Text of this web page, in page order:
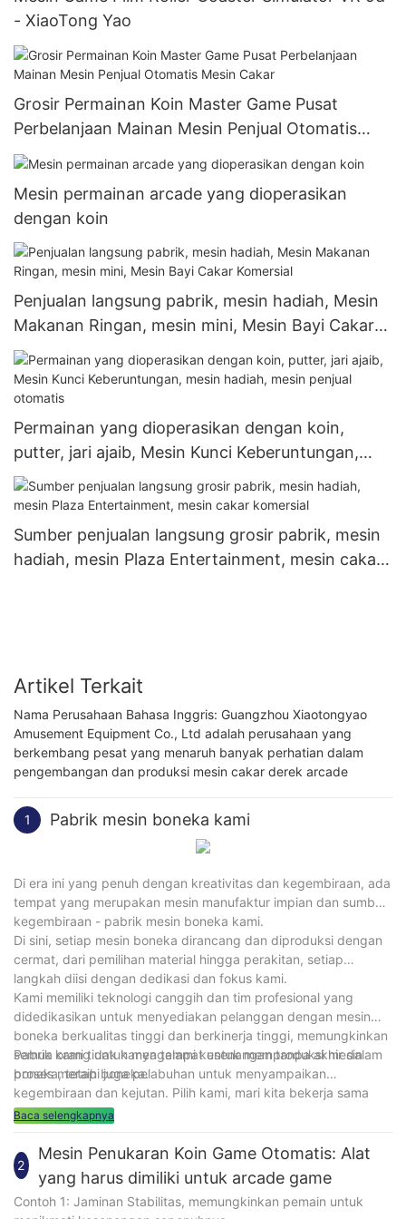
- XiaoTong Yao
Grosir Permainan Koin Master Game Pusat
Perbelanjaan Mainan Mesin Penjual Otomatis
Mesin Cakar
Mesin permainan arcade yang dioperasikan
dengan koin
Penjualan langsung pabrik, mesin hadiah, Mesin
Makanan Ringan, mesin mini, Mesin Bayi Cakar
Komersial
Permainan yang dioperasikan dengan koin,
putter, jari ajaib, Mesin Kunci Keberuntungan,
mesin hadiah, mesin penjual otomatis
Sumber penjualan langsung grosir pabrik, mesin
hadiah, mesin Plaza Entertainment, mesin cakar
Artikel Terkait
Nama Perusahaan Bahasa Inggris: Guangzhou Xiaotongyao
Amusement Equipment Co., Ltd adalah perusahaan yang
berkembang pesat yang menaruh banyak perhatian dalam
pengembangan dan produksi mesin cakar derek arcade
1 Pabrik mesin boneka kami
Di era ini yang penuh dengan kreativitas dan kegembiraan, ada
tempat yang merupakan mesin manufaktur impian dan sumber
kegembiraan - pabrik mesin boneka kami.
Di sini, setiap mesin boneka dirancang dan diproduksi dengan
cermat, dari pemilihan material hingga perakitan, setiap
langkah diisi dengan dedikasi dan fokus kami.
Kami memiliki teknologi canggih dan tim profesional yang
didedikasikan untuk menyediakan pelanggan dengan mesin
boneka berkualitas tinggi dan berkinerja tinggi, memungkinkan
semua orang untuk mengalami kesenangan tanpa akhir dalam
proses meraih boneka.
Pabrik kami tidak hanya tempat untuk memproduksi mesin
boneka, tetapi juga pelabuhan untuk menyampaikan
kegembiraan dan kejutan. Pilih kami, mari kita bekerja sama
untuk menciptakan dunia yang penuh kegembiraan bagi Anda!
Baca selengkapnya
2
Mesin Penukaran Koin Game Otomatis: Alat
yang harus dimiliki untuk arcade game
Contoh 1: Jaminan Stabilitas, memungkinkan pemain untuk